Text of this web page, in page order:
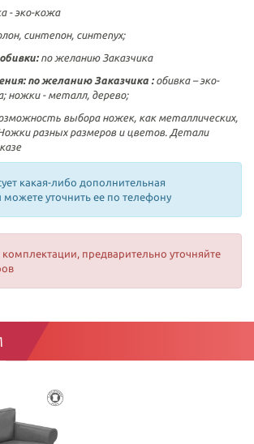
- эко-кожа
синтепон, синтепух;
по желанию Заказчика
по желанию Заказчика : обивка – эко-
ножки - металл, дерево;
выбора ножек, как металлических,
разных размеров и цветов. Детали
какая-либо дополнительная
уточнить ее по телефону
комплектации, предварительно уточняйте